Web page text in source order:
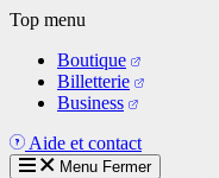
Aller
contenu
principal
Top menu
Boutique
Billetterie
Business
Aide et contact
Menu Fermer